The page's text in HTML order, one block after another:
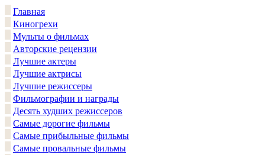
Главная
Киногрехи
Мульты о фильмах
Авторские рецензии
Лучшие актеры
Лучшие актрисы
Лучшие режиссеры
Фильмографии и награды
Десять худших режиссеров
Самые дорогие фильмы
Самые прибыльные фильмы
Самые провальные фильмы